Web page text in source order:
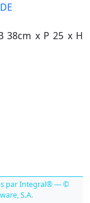
38cm x P 25 x H
par Integral® — ©
S.A.